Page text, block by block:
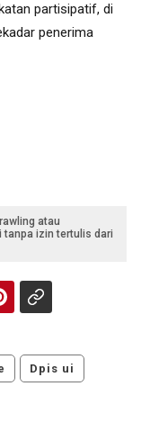
partisipatif, di
penerima
atau
tanpa izin tertulis dari
Dpis ui